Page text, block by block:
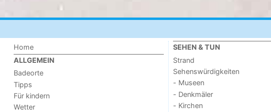
Home
ALLGEMEIN
Badeorte
Tipps
Für kindern
Wetter
SEHEN & TUN
Strand
Sehenswürdigkeiten
- Museen
- Denkmäler
- Kirchen